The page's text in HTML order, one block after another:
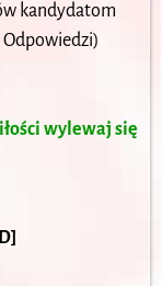
kandydatom
Odpowiedzi)
wylewaj się